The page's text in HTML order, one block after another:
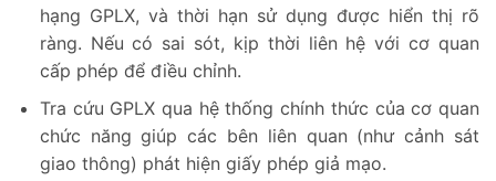
hạng GPLX, và thời hạn sử dụng được hiển thị rõ
ràng. Nếu có sai sót, kịp thời liên hệ với cơ quan
cấp phép để điều chỉnh.
Tra cứu GPLX qua hệ thống chính thức của cơ quan
chức năng giúp các bên liên quan (như cảnh sát
giao thông) phát hiện giấy phép giả mạo.